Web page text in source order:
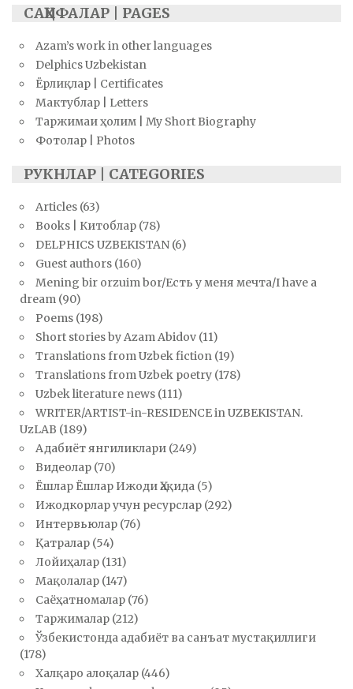
САҲИФАЛАР | PAGES
Azam’s work in other languages
Delphics Uzbekistan
Ёрлиқлар | Certificates
Мактублар | Letters
Таржимаи ҳолим | My Short Biography
Фотолар | Photos
РУКНЛАР | CATEGORIES
Articles (63)
Books | Китоблар (78)
DELPHICS UZBEKISTAN (6)
Guest authors (160)
Mening bir orzuim bor/Есть у меня мечта/I have a
dream (90)
Poems (198)
Short stories by Azam Abidov (11)
Translations from Uzbek fiction (19)
Translations from Uzbek poetry (178)
Uzbek literature news (111)
WRITER/ARTIST-in-RESIDENCE in UZBEKISTAN.
UzLAB (189)
Адабиёт янгиликлари (249)
Видеолар (70)
Ёшлар Ёшлар Ижоди Ҳақида (5)
Ижодкорлар учун ресурслар (292)
Интервьюлар (76)
Қатралар (54)
Лойиҳалар (131)
Мақолалар (147)
Саёҳатномалар (76)
Таржималар (212)
Ўзбекистонда адабиёт ва санъат мустақиллиги
(178)
Халқаро алоқалар (446)